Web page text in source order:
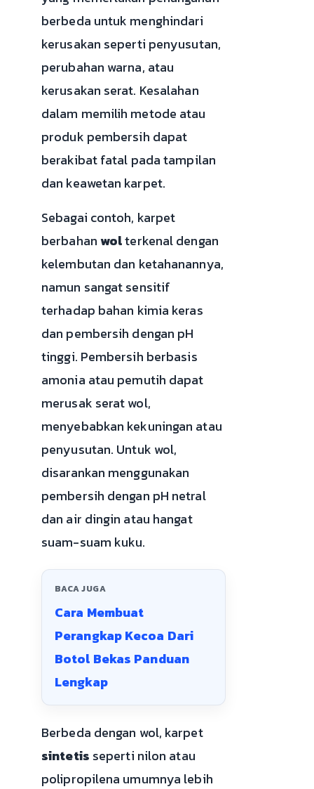
berbeda untuk menghindari
kerusakan seperti penyusutan,
perubahan warna, atau
kerusakan serat. Kesalahan
dalam memilih metode atau
produk pembersih dapat
berakibat fatal pada tampilan
dan keawetan karpet.
Sebagai contoh, karpet
berbahanwolterkenal dengan
kelembutan dan ketahanannya,
namun sangat sensitif
terhadap bahan kimia keras
dan pembersih dengan pH
tinggi. Pembersih berbasis
amonia atau pemutih dapat
merusak serat wol,
menyebabkan kekuningan atau
penyusutan. Untuk wol,
disarankan menggunakan
pembersih dengan pH netral
dan air dingin atau hangat
suam-suam kuku.
BACA JUGA
Cara Membuat
Perangkap Kecoa Dari
Botol Bekas Panduan
Lengkap
Berbeda dengan wol, karpet
sintetis seperti nilon atau
polipropilena umumnya lebih